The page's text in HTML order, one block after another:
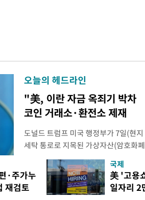
오늘의 헤드라인
"美, 이란 자금 옥죄기 박차
코인 거래소·환전소 제재
도널드 트럼프 미국 행정부가 7일(현
세탁 통로로 지목된 가상자산(암호화
무더기 제재했다. 미 재무부 해외자산
이란혁명수비대(IRGC) 자금 조달에
래소와, 이란의 해외 석유 판매 대금
트워크를 각각 제재한다고 밝혔다. 동
·주가누
재검토
국제
美 '고용
일자리